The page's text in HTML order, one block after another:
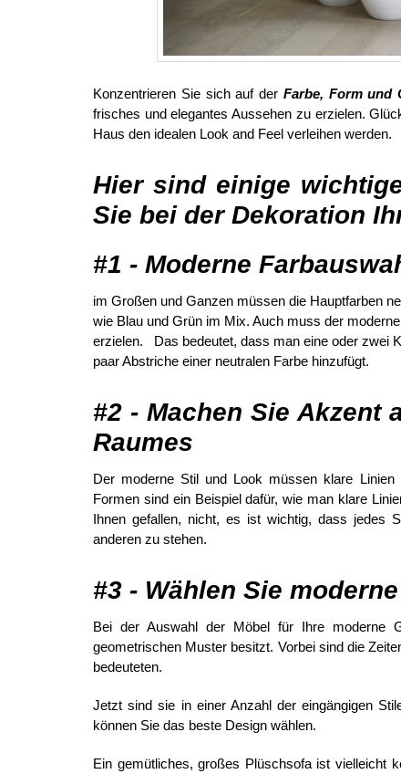
Konzentrieren Sie sich auf der Farbe, Form und
frisches und elegantes Aussehen zu erzielen.
Haus den idealen Look and Feel verleihen werden.
Hier sind einige
Sie bei der Dekoration
#1 - Moderne
im Großen und Ganzen müssen die Hauptfarben
wie Blau und Grün im Mix. Auch muss der
erzielen.
Das bedeutet, dass man eine oder zwei
paar Abstriche einer neutralen Farbe hinzufügt.
#2 - Machen Sie Akzent
Raumes
Der moderne Stil und Look müssen klare Linien
Formen sind ein Beispiel dafür, wie man klare
Ihnen gefallen, nicht, es ist wichtig, dass jedes
anderen zu stehen.
#3 - Wählen Sie
Bei der Auswahl der Möbel für Ihre moderne
geometrischen Muster besitzt. Vorbei sind die
bedeuteten.
Jetzt sind sie in einer Anzahl der eingängigen
können Sie das beste Design wählen.
Ein gemütliches, großes Plüschsofa ist vielleicht